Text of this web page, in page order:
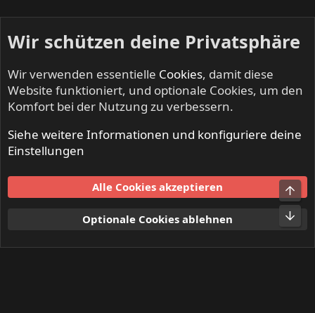
BEERDRINKERS & HELL RAISERS - Community
Nutzungsbedingungen
Datenschutz
S
Wir schützen deine Privatsphäre
Wir verwenden essentielle Cookies, damit diese
Website funktioniert, und optionale Cookies, um den
Komfort bei der Nutzung zu verbessern.
Siehe weitere Informationen und konfiguriere deine
Einstellungen
Alle Cookies akzeptieren
Optionale Cookies ablehnen